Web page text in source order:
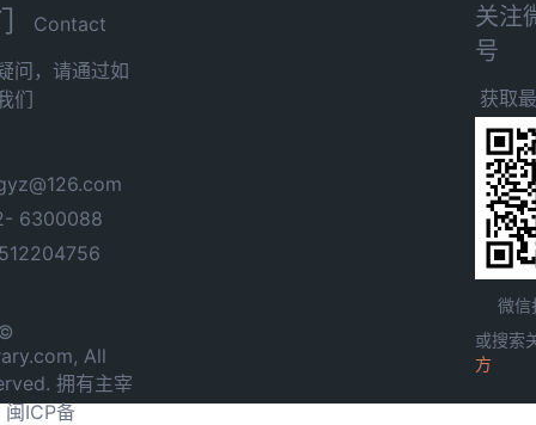
Contact
问，请通过如
们
6300088
All
拥有主宰
闽ICP备
关注
号
获取
微信
或搜索
方